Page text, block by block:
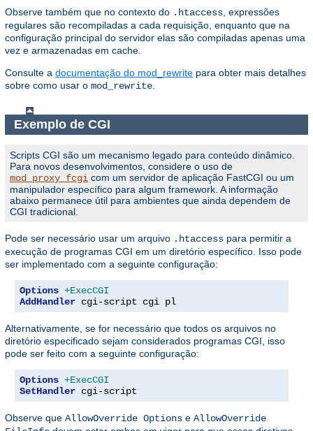
Observe também que no contexto do .htaccess, expressões
regulares são recompiladas a cada requisição, enquanto que na
configuração principal do servidor elas são compiladas apenas uma
vez e armazenadas em cache.
Consulte a documentação do mod_rewrite para obter mais detalhes
sobre como usar o mod_rewrite.
Exemplo de CGI
Scripts CGI são um mecanismo legado para conteúdo dinâmico.
Para novos desenvolvimentos, considere o uso de
mod_proxy_fcgi com um servidor de aplicação FastCGI ou um
manipulador específico para algum framework. A informação
abaixo permanece útil para ambientes que ainda dependem de
CGI tradicional.
Pode ser necessário usar um arquivo .htaccess para permitir a
execução de programas CGI em um diretório específico. Isso pode
ser implementado com a seguinte configuração:
Options +ExecCGI
AddHandler cgi-script cgi pl
Alternativamente, se for necessário que todos os arquivos no
diretório especificado sejam considerados programas CGI, isso
pode ser feito com a seguinte configuração:
Options +ExecCGI
SetHandler cgi-script
Observe que AllowOverride Options e AllowOverride